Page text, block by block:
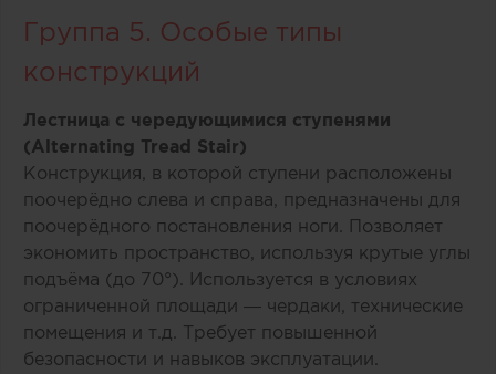
Группа 5. Особые типы
конструкций
Лестница с чередующимися ступенями
(Alternating Tread Stair)
Конструкция, в которой ступени расположены
поочерёдно слева и справа, предназначены для
поочерёдного постановления ноги. Позволяет
экономить пространство, используя крутые углы
подъёма (до 70°). Используется в условиях
ограниченной площади — чердаки, технические
помещения и т.д. Требует повышенной
безопасности и навыков эксплуатации.